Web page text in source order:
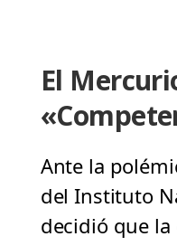
El
Ante la
del Instituto
decidió que